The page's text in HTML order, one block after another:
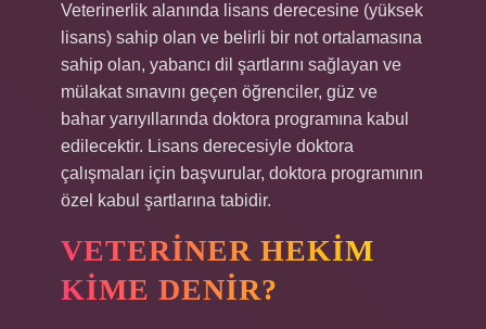
Veterinerlik alanında lisans derecesine (yüksek
lisans) sahip olan ve belirli bir not ortalamasına
sahip olan, yabancı dil şartlarını sağlayan ve
mülakat sınavını geçen öğrenciler, güz ve
bahar yarıyıllarında doktora programına kabul
edilecektir. Lisans derecesiyle doktora
çalışmaları için başvurular, doktora programının
özel kabul şartlarına tabidir.
VETERINER HEKIM
KIME DENIR?